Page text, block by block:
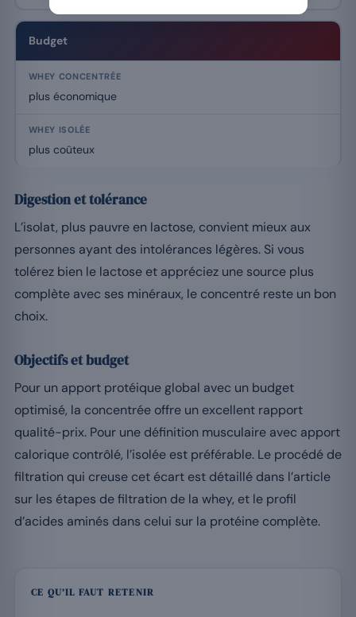
Budget
plus économique
plus coûteux
Digestion et tolérance
L’isolat, plus pauvre en lactose, convient mieux aux
personnes ayant des intolérances légères. Si vous
tolérez bien le lactose et appréciez une source plus
complète avec ses minéraux, le concentré reste un bon
choix.
Objectifs et budget
Pour un apport protéique global avec un budget
optimisé, la concentrée offre un excellent rapport
qualité-prix. Pour une définition musculaire avec apport
calorique contrôlé, l’isolée est préférable. Le procédé de
filtration qui creuse cet écart est détaillé dans l’article
sur les étapes de filtration de la whey, et le profil
d’acides aminés dans celui sur la protéine complète.
CE QU’IL FAUT RETENIR